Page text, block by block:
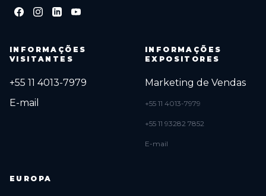
INFORMAÇÕES
VISITANTES
+55 11 4013-7979
E-mail
INFORMAÇÕES
EXPOSITORES
Marketing de Vendas
+55 11 4013-7979
+55 11 93282 7852
E-mail
EUROPA